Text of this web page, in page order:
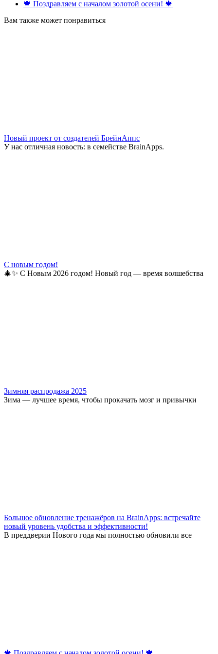
🍁 Поздравляем с началом золотой осени! 🍁
Вам также может понравиться
Новый проект от создателей БрейнАппс
У нас отличная новость: в семействе BrainApps.
С новым годом!
🎄✨ С Новым 2026 годом! Новый год — время волшебства
Зимняя распродажа 2025
Зима — лучшее время, чтобы прокачать мозг и привычки
Большое обновление тренажёров на BrainApps: встречайте
новый уровень удобства и эффективности!
В преддверии Нового года мы полностью обновили все